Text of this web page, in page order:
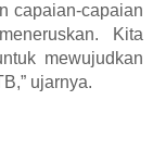
capaian-capaian
Kita
mewujudkan
ujarnya.